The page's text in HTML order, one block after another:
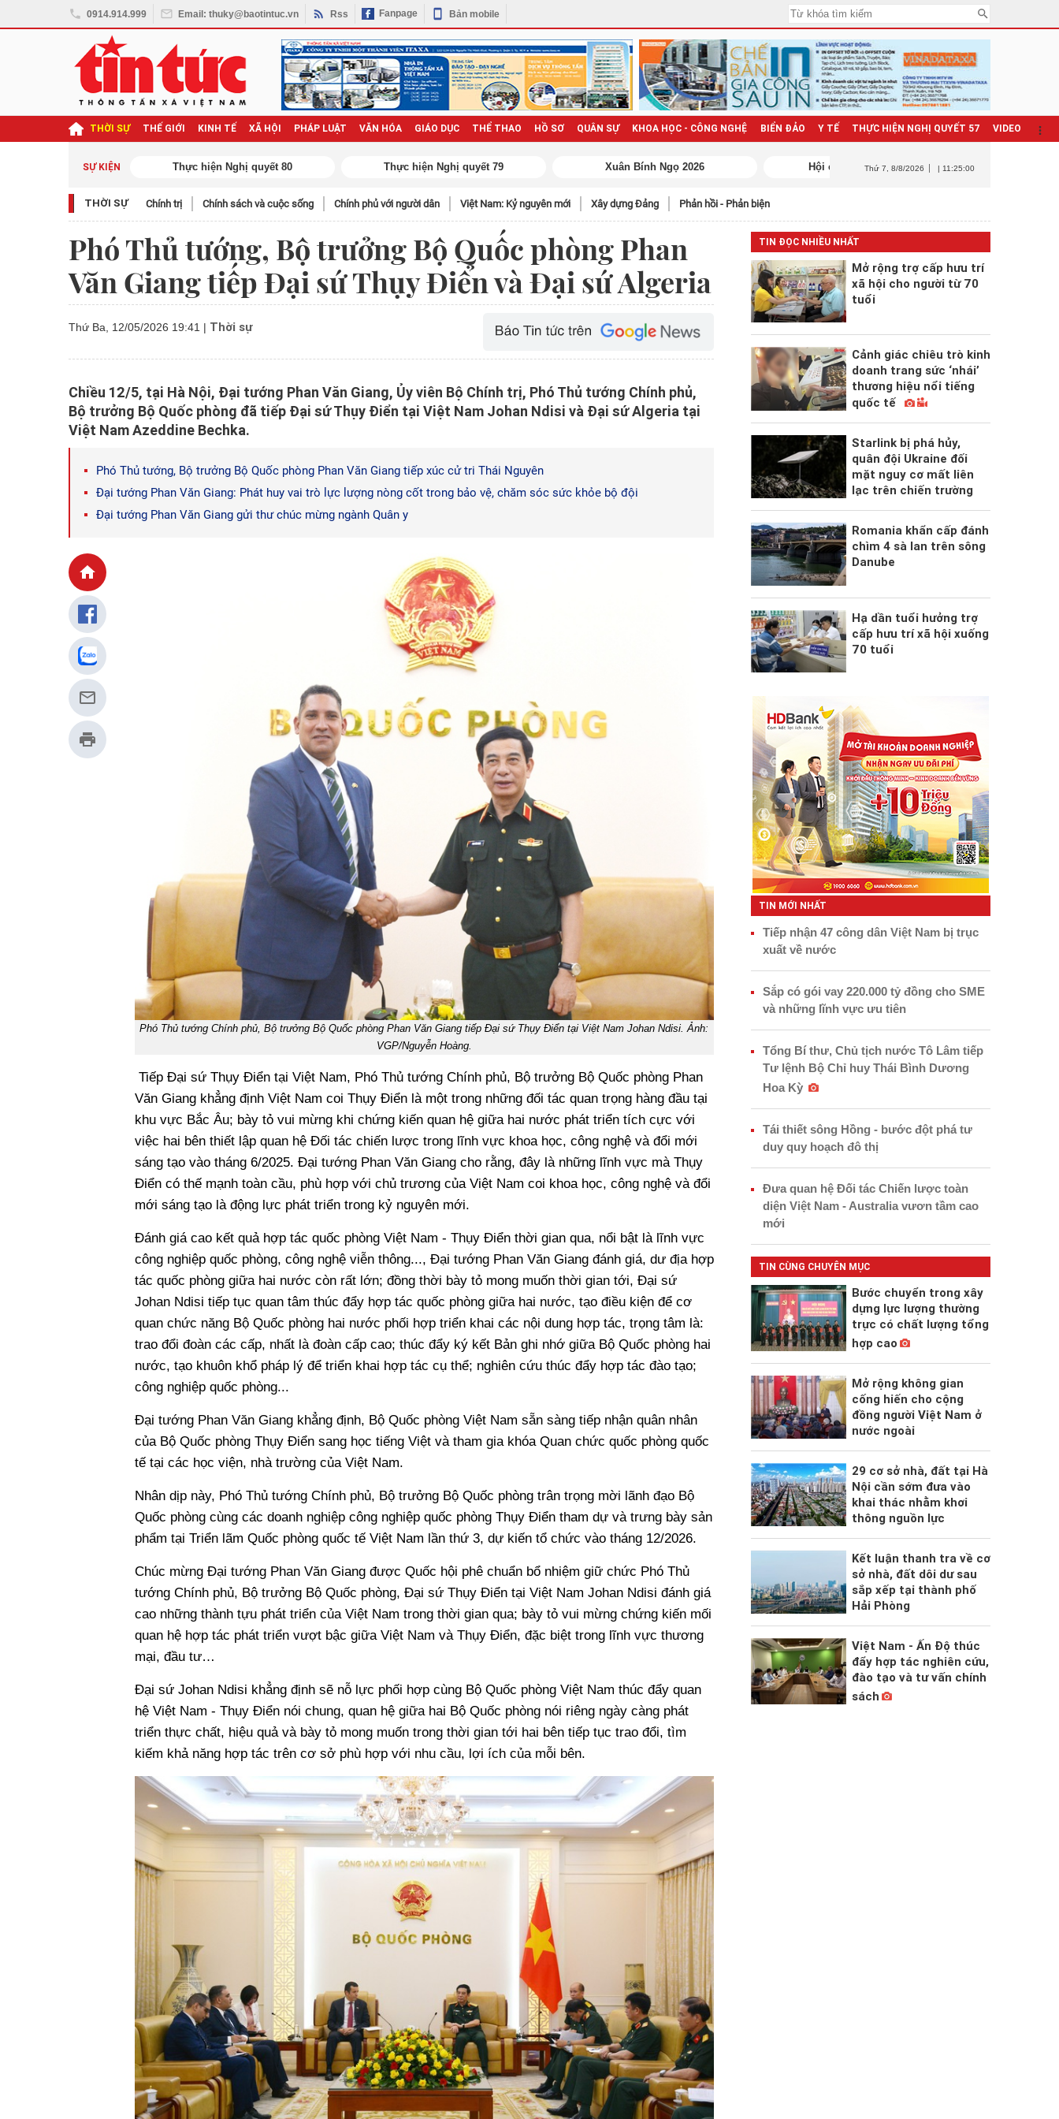
0914.914.999 Email: thuky@baotintuc.vn Rss Fanpage Bản mobile
THỜI SỰ THẾ GIỚI KINH TẾ XÃ HỘI PHÁP LUẬT VĂN HÓA GIÁO DỤC THỂ THAO HỒ SƠ QUÂN SỰ KHOA HỌC - CÔNG NGHỆ BIỂN ĐẢO Y TẾ THỰC HIỆN NGHỊ QUYẾT 57 VIDEO
SỰ KIỆN
quyết Đại hội XIV Thứ 7 , 8/8/2026 | 11:25:01
THỜI SỰ Chính trị Chính sách và cuộc sống Chính phủ với người dân Việt Nam: Kỷ nguyên mới Xây dựng Đảng Phản hồi - Phản biện
Phó Thủ tướng, Bộ trưởng Bộ Quốc phòng Phan
Văn Giang tiếp Đại sứ Thụy Điển và Đại sứ Algeria
Thứ Ba, 12/05/2026 19:41 | Thời sự
Chiều 12/5, tại Hà Nội, Đại tướng Phan Văn Giang, Ủy viên Bộ Chính trị, Phó Thủ tướng Chính phủ,
Bộ trưởng Bộ Quốc phòng đã tiếp Đại sứ Thụy Điển tại Việt Nam Johan Ndisi và Đại sứ Algeria tại
Việt Nam Azeddine Bechka.
Phó Thủ tướng, Bộ trưởng Bộ Quốc phòng Phan Văn Giang tiếp xúc cử tri Thái Nguyên
Đại tướng Phan Văn Giang: Phát huy vai trò lực lượng nòng cốt trong bảo vệ, chăm sóc sức khỏe bộ đội
Đại tướng Phan Văn Giang gửi thư chúc mừng ngành Quân y
Phó Thủ tướng Chính phủ, Bộ trưởng Bộ Quốc phòng Phan Văn Giang tiếp Đại sứ Thụy Điển tại Việt Nam Johan Ndisi. Ảnh:
VGP/Nguyễn Hoàng.
Tiếp Đại sứ Thụy Điển tại Việt Nam, Phó Thủ tướng Chính phủ, Bộ trưởng Bộ Quốc phòng Phan
Văn Giang khẳng định Việt Nam coi Thụy Điển là một trong những đối tác quan trọng hàng đầu tại
khu vực Bắc Âu; bày tỏ vui mừng khi chứng kiến quan hệ giữa hai nước phát triển tích cực với
việc hai bên thiết lập quan hệ Đối tác chiến lược trong lĩnh vực khoa học, công nghệ và đổi mới
sáng tạo vào tháng 6/2025. Đại tướng Phan Văn Giang cho rằng, đây là những lĩnh vực mà Thụy
Điển có thế mạnh toàn cầu, phù hợp với chủ trương của Việt Nam coi khoa học, công nghệ và đổi
mới sáng tạo là động lực phát triển trong kỷ nguyên mới.
Đánh giá cao kết quả hợp tác quốc phòng Việt Nam - Thụy Điển thời gian qua, nổi bật là lĩnh vực
công nghiệp quốc phòng, công nghệ viễn thông..., Đại tướng Phan Văn Giang đánh giá, dư địa hợp
tác quốc phòng giữa hai nước còn rất lớn; đồng thời bày tỏ mong muốn thời gian tới, Đại sứ
Johan Ndisi tiếp tục quan tâm thúc đẩy hợp tác quốc phòng giữa hai nước, tạo điều kiện để cơ
quan chức năng Bộ Quốc phòng hai nước phối hợp triển khai các nội dung hợp tác, trọng tâm là:
trao đổi đoàn các cấp, nhất là đoàn cấp cao; thúc đẩy ký kết Bản ghi nhớ giữa Bộ Quốc phòng hai
nước, tạo khuôn khổ pháp lý để triển khai hợp tác cụ thể; nghiên cứu thúc đẩy hợp tác đào tạo;
công nghiệp quốc phòng...
Đại tướng Phan Văn Giang khẳng định, Bộ Quốc phòng Việt Nam sẵn sàng tiếp nhận quân nhân
của Bộ Quốc phòng Thụy Điển sang học tiếng Việt và tham gia khóa Quan chức quốc phòng quốc
tế tại các học viện, nhà trường của Việt Nam.
Nhân dịp này, Phó Thủ tướng Chính phủ, Bộ trưởng Bộ Quốc phòng trân trọng mời lãnh đạo Bộ
Quốc phòng cùng các doanh nghiệp công nghiệp quốc phòng Thụy Điển tham dự và trưng bày sản
phẩm tại Triển lãm Quốc phòng quốc tế Việt Nam lần thứ 3, dự kiến tổ chức vào tháng 12/2026.
Chúc mừng Đại tướng Phan Văn Giang được Quốc hội phê chuẩn bổ nhiệm giữ chức Phó Thủ
tướng Chính phủ, Bộ trưởng Bộ Quốc phòng, Đại sứ Thụy Điển tại Việt Nam Johan Ndisi đánh giá
cao những thành tựu phát triển của Việt Nam trong thời gian qua; bày tỏ vui mừng chứng kiến mối
quan hệ hợp tác phát triển vượt bậc giữa Việt Nam và Thụy Điển, đặc biệt trong lĩnh vực thương
mại, đầu tư…
Đại sứ Johan Ndisi khẳng định sẽ nỗ lực phối hợp cùng Bộ Quốc phòng Việt Nam thúc đẩy quan
hệ Việt Nam - Thụy Điển nói chung, quan hệ giữa hai Bộ Quốc phòng nói riêng ngày càng phát
triển thực chất, hiệu quả và bày tỏ mong muốn trong thời gian tới hai bên tiếp tục trao đổi, tìm
kiếm khả năng hợp tác trên cơ sở phù hợp với nhu cầu, lợi ích của mỗi bên.
TIN ĐỌC NHIỀU NHẤT
Mở rộng trợ cấp hưu trí
xã hội cho người từ 70
tuổi
Cảnh giác chiêu trò kinh
doanh trang sức ‘nhái’
thương hiệu nổi tiếng
quốc tế
Starlink bị phá hủy,
quân đội Ukraine đối
mặt nguy cơ mất liên
lạc trên chiến trường
Romania khẩn cấp đánh
chìm 4 sà lan trên sông
Danube
Hạ dần tuổi hưởng trợ
cấp hưu trí xã hội xuống
70 tuổi
TIN MỚI NHẤT
Tiếp nhận 47 công dân Việt Nam bị trục
xuất về nước
Sắp có gói vay 220.000 tỷ đồng cho SME
và những lĩnh vực ưu tiên
Tổng Bí thư, Chủ tịch nước Tô Lâm tiếp
Tư lệnh Bộ Chỉ huy Thái Bình Dương
Hoa Kỳ
Tái thiết sông Hồng - bước đột phá tư
duy quy hoạch đô thị
Đưa quan hệ Đối tác Chiến lược toàn
diện Việt Nam - Australia vươn tầm cao
mới
TIN CÙNG CHUYÊN MỤC
Bước chuyển trong xây
dựng lực lượng thường
trực có chất lượng tổng
hợp cao
Mở rộng không gian
cống hiến cho cộng
đồng người Việt Nam ở
nước ngoài
29 cơ sở nhà, đất tại Hà
Nội cần sớm đưa vào
khai thác nhằm khơi
thông nguồn lực
Kết luận thanh tra về cơ
sở nhà, đất dôi dư sau
sắp xếp tại thành phố
Hải Phòng
Việt Nam - Ấn Độ thúc
đẩy hợp tác nghiên cứu,
đào tạo và tư vấn chính
sách